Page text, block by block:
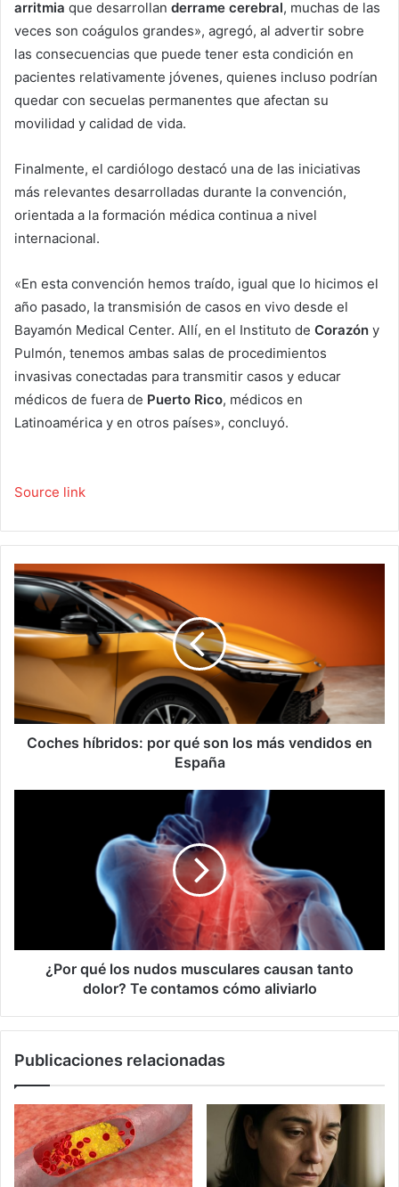
arritmia que desarrollan derrame cerebral, muchas de las
veces son coágulos grandes», agregó, al advertir sobre
las consecuencias que puede tener esta condición en
pacientes relativamente jóvenes, quienes incluso podrían
quedar con secuelas permanentes que afectan su
movilidad y calidad de vida.
Finalmente, el cardiólogo destacó una de las iniciativas
más relevantes desarrolladas durante la convención,
orientada a la formación médica continua a nivel
internacional.
«En esta convención hemos traído, igual que lo hicimos el
año pasado, la transmisión de casos en vivo desde el
Bayamón Medical Center. Allí, en el Instituto de Corazón y
Pulmón, tenemos ambas salas de procedimientos
invasivas conectadas para transmitir casos y educar
médicos de fuera de Puerto Rico, médicos en
Latinoamérica y en otros países», concluyó.
Source link
Coches
híbridos:
qué
son
vendidos
en
España
Coches híbridos: por qué son los más vendidos en
España
Te
contamos¿Por qué los nudos musculares causan tanto
dolor? Te contamos cómo aliviarlo
Publicaciones relacionadas